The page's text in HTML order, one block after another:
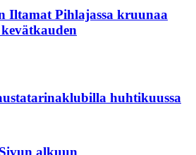
Iltamat Pihlajassa kruunaa
huhtikuussa
Sivun alkuun